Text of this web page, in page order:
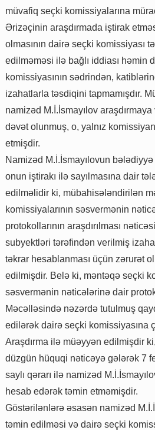
müvafiq seçki komissiyalarına
Ərizəçinin araşdırmada iştirak
olmasının dairə seçki komissiyası
edilməməsi ilə bağlı iddiası həmin
komissiyasının sədrindən,
izahatlarla təsdiqini tapmamışdır.
namizəd M.İ.İsmayılov
dəvət olunmuş, o, yalnız
etmişdir.
Namizəd M.İ.İsmayılovun
onun iştirakı ilə sayılmasına dair
edilməlidir ki, mübahisələndirilən
komissiyalarının səsvermənin
protokollarının araşdırılması
subyektləri tərəfindən verilmiş
təkrar hesablanması üçün zərurət
edilmişdir. Belə ki, məntəqə seçki
səsvermənin nəticələrinə dair
Məcəlləsində nəzərdə tutulmuş
edilərək dairə seçki komissiyasına
Araşdırma ilə müəyyən edilmişdir
düzgün hüquqi nəticəyə gələrək 7
saylı qərarı ilə namizəd
hesab edərək təmin etməmişdir.
Göstərilənlərə əsasən namizəd
təmin edilməsi və dairə seçki